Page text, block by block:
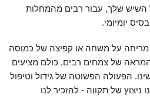
השיש שלך, עבור רבים מהמחלות
יומיומי.
מריחה על משחה או קפיצה של כמוסה
של צמחים רבים, כולם מציעים
הפעולה הפשוטה של גידול וטיפול
ניצוץ של תקווה - להזכיר לנו